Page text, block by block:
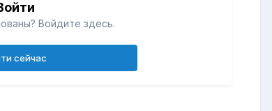
Войдите здесь.
сейчас